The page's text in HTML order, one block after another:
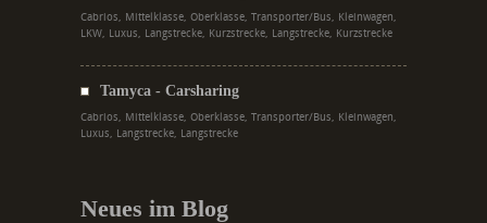
Cabrios, Mittelklasse, Oberklasse, Transporter/Bus, Kleinwagen,
LKW, Luxus, Langstrecke, Kurzstrecke, Langstrecke, Kurzstrecke
Tamyca - Carsharing
Cabrios, Mittelklasse, Oberklasse, Transporter/Bus, Kleinwagen,
Luxus, Langstrecke, Langstrecke
Neues im Blog